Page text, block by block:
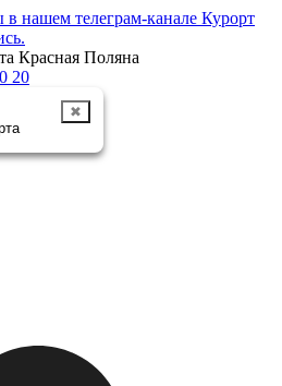
нашем телеграм-канале Курорт
.
Красная Поляна
20
✖